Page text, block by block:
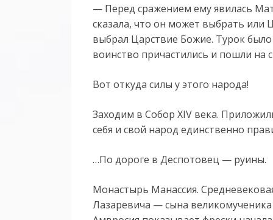
— Перед сражением ему явилась
сказала, что он может выбрать или
выбрал Царствие Божие. Турок
воинство причастились и пошли на
Вот откуда силы у этого народа!
Заходим в Собор XIV века.
себя и свой народ единственно
…По дороге в Деспотовец — руины.
Монастырь Манассия.
Лазаревича — сына